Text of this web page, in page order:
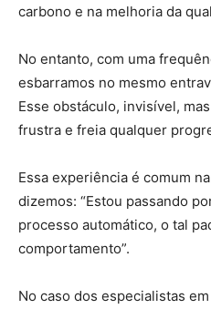
carbono e na melhoria da
No entanto, com uma
esbarramos no mesmo
Esse obstáculo, invisível,
frustra e freia qualquer
Essa experiência é comum
dizemos: “Estou passando
processo automático, o tal
comportamento”.
No caso dos especialistas